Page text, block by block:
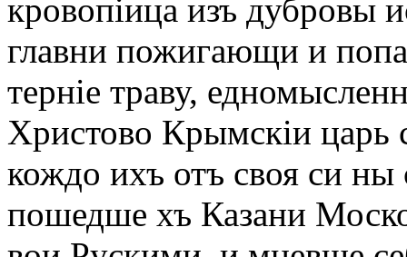
кровопіица изъ дубровы
главни пожигающи и
терніе траву,
Христово Крымскіи царь
кождо ихъ отъ своя си ны
пошедше хъ Казани